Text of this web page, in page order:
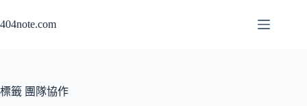
至
容
404note.com
標籤 團隊協作